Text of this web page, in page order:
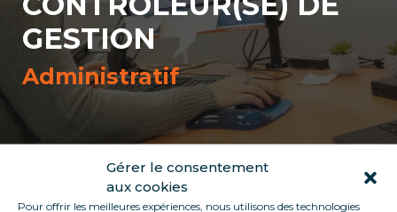
Gérer le consentement
aux cookies
Pour offrir les meilleures expériences, nous utilisons des technologies
GESTION
Administratif